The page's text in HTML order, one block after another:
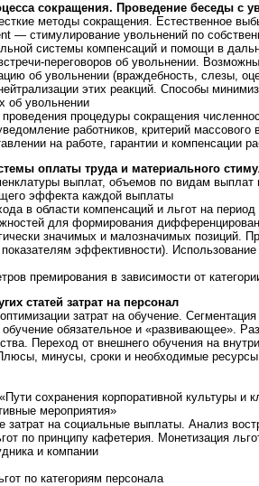
сокращения. Проведение беседы с
методы сокращения. Естественное
— стимулирование увольнений по
системы компенсаций и помощи в
переговоров об увольнении.
об увольнении (враждебность, слезы,
этих реакций. Способы
об увольнении
процедуры сокращения
работников, критерий
на работе, гарантии и компенсации
оплаты труда и материального
выплат, объемов по видам выплат
эффекта каждой выплаты
в области компенсаций и льгот на
для формирования
значимых и малозначимых позиций.
эффективности).
премирования в зависимости от
статей затрат на персонал
затрат на обучение.
обязательное и «развивающее».
Переход от внешнего обучения на
минусы, сроки и необходимые ресурсы
сохранения корпоративной культуры и
мероприятия»
затрат на социальные выплаты. Анализ
по принципу кафетерия. Монетизация
и компании
по категориям персонала